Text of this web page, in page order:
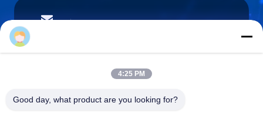
Téléphone
4:25 PM
Good day, what product are you looking for?